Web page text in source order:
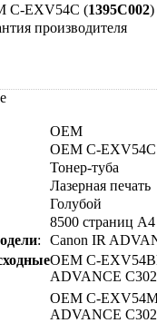
C-EXV54C (1395C002)
производителя
OEM
OEM C-EXV54C
Тонер-туба
Лазерная печать
Голубой
8500 страниц
:
Canon IR
OEM C-
ADVANCE
OEM C-
ADVANCE